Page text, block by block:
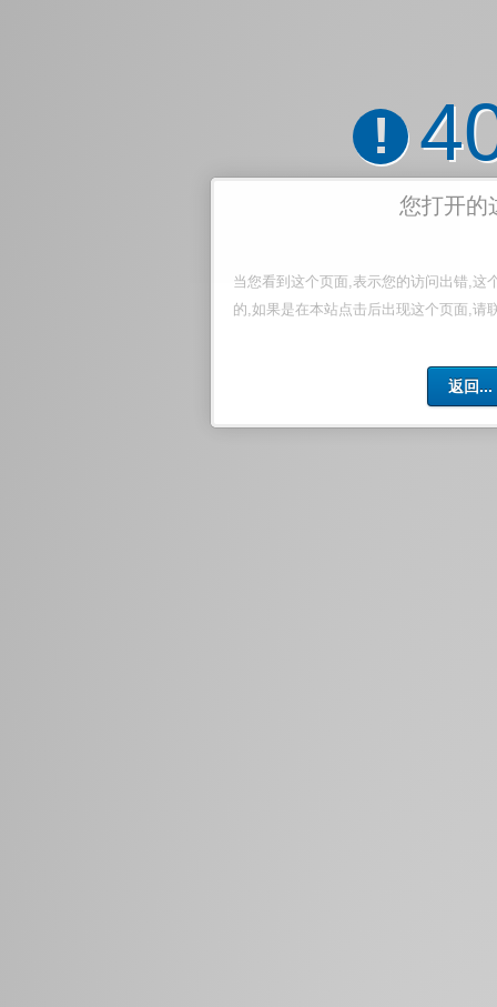
!
您打开的
当您看到这个页面,表示您的访问出错,这
的,如果是在本站点击后出现这个页面,请
返回...